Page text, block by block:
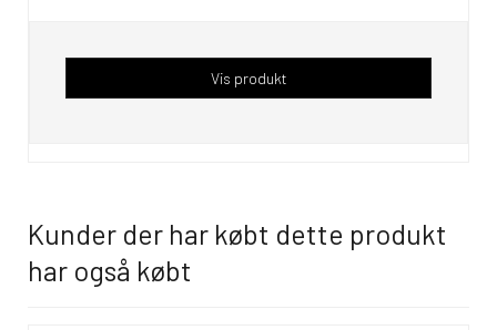
Vis produkt
Kunder der har købt dette produkt
har også købt